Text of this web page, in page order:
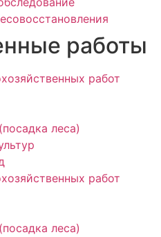
работы
работ
леса)
работ
леса)